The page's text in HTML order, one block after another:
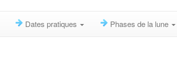
Dates pratiques Phases de la lune